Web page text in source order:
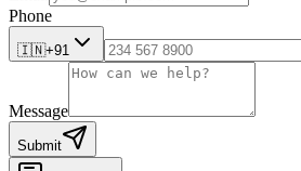
Phone
🇮🇳+91
Message
Submit